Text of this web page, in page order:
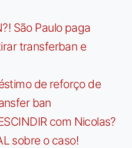
São Paulo paga
transferban e
de reforço de
ban
com Nicolas?
sobre o caso!